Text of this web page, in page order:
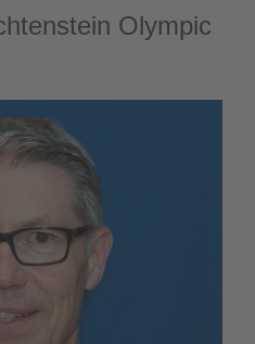
Olympic